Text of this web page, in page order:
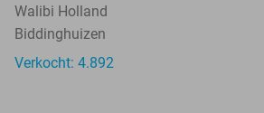
Walibi Holland
Biddinghuizen
Verkocht: 4.892